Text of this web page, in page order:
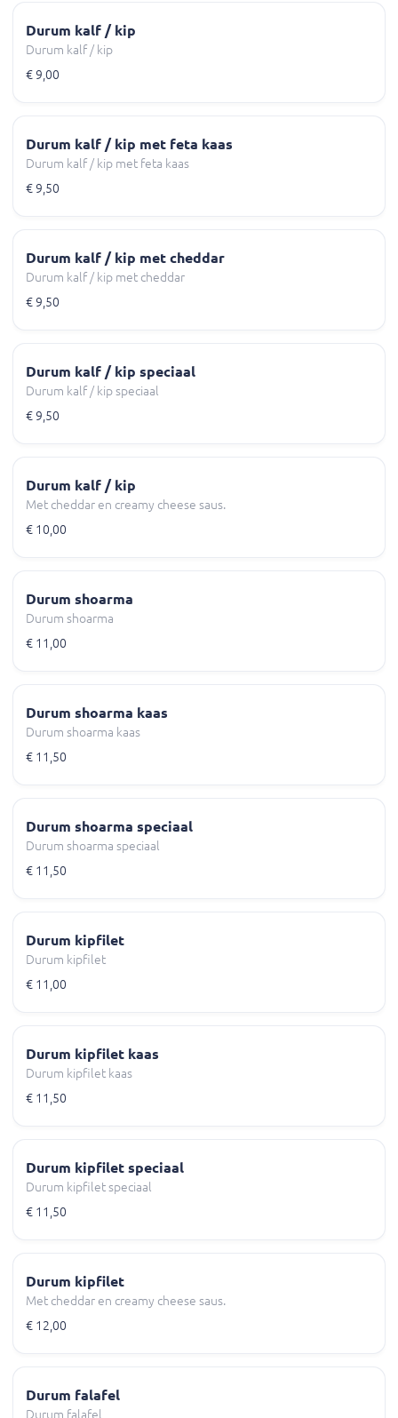
Durum kalf / kip
Durum kalf / kip
€ 9,00
Durum kalf / kip met feta kaas
Durum kalf / kip met feta kaas
€ 9,50
Durum kalf / kip met cheddar
Durum kalf / kip met cheddar
€ 9,50
Durum kalf / kip speciaal
Durum kalf / kip speciaal
€ 9,50
Durum kalf / kip
Met cheddar en creamy cheese saus.
€ 10,00
Durum shoarma
Durum shoarma
€ 11,00
Durum shoarma kaas
Durum shoarma kaas
€ 11,50
Durum shoarma speciaal
Durum shoarma speciaal
€ 11,50
Durum kipfilet
Durum kipfilet
€ 11,00
Durum kipfilet kaas
Durum kipfilet kaas
€ 11,50
Durum kipfilet speciaal
Durum kipfilet speciaal
€ 11,50
Durum kipfilet
Met cheddar en creamy cheese saus.
€ 12,00
Durum falafel
Durum falafel